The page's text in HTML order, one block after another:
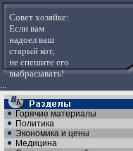
Совет хозяйке:
Если вам
надоел ваш
старый кот,
не спешите его
выбрасывать!
...
Горячие материалы
Политика
Экономика и цены
Медицина